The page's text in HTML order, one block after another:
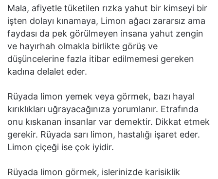
Mala, afiyetle tüketilen rızka yahut bir kimseyi bir
işten dolayı kınamaya, Limon ağacı zararsız ama
faydası da pek görülmeyen insana yahut zengin
ve hayırhah olmakla birlikte görüş ve
düşüncelerine fazla itibar edilmemesi gereken
kadına delalet eder.
Rüyada limon yemek veya görmek, bazı hayal
kırıklıkları uğrayacağınıza yorumlanır. Etrafında
onu kıskanan insanlar var demektir. Dikkat etmek
gerekir. Rüyada sarı limon, hastalığı işaret eder.
Limon çiçeği ise çok iyidir.
Rüyada limon görmek, islerinizde karisiklik